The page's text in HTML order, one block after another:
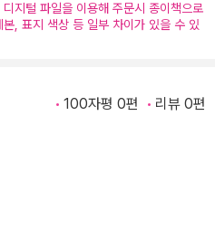
지털 파일을 이용해 주문시 종이책으로
, 표지 색상 등 일부 차이가 있을 수 있
100자평 0편 리뷰 0편